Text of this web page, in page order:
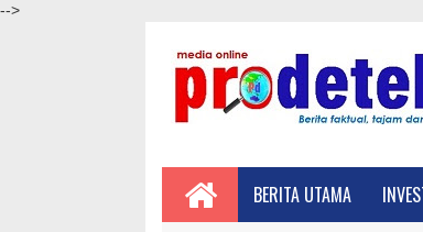
-->
BERITA UTAMA